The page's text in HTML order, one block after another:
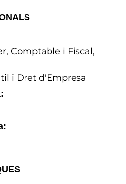
Comptable i Fiscal,
i Dret d'Empresa